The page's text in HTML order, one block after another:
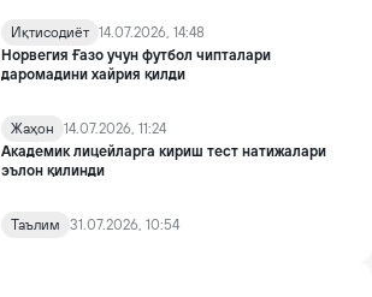
Иқтисодиёт 14.07.2026, 14:48
Норвегия Ғазо учун футбол чипталари
даромадини хайрия қилди
Жаҳон
14.07.2026, 11:24
Академик лицейларга кириш тест натижалари
эълон қилинди
Таълим 31.07.2026, 10:54